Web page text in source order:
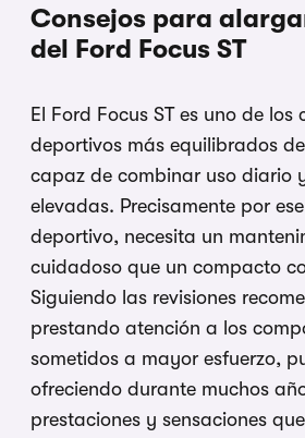
Consejos para
del Ford Focus ST
El Ford Focus ST es uno de los
deportivos más equilibrados
capaz de combinar uso diario
elevadas. Precisamente por
deportivo, necesita un
cuidadoso que un compacto
Siguiendo las revisiones
prestando atención a los
sometidos a mayor esfuerzo,
ofreciendo durante muchos
prestaciones y sensaciones